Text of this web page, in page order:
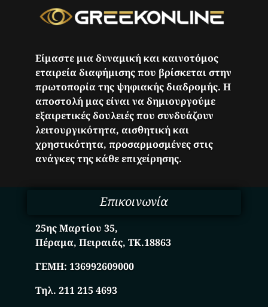
Είμαστε μια δυναμική και καινοτόμος
εταιρεία διαφήμισης που βρίσκεται στην
πρωτοπορία της ψηφιακής διαδρομής. Η
αποστολή μας είναι να δημιουργούμε
εξαιρετικές δουλειές που συνδυάζουν
λειτουργικότητα, αισθητική και
χρηστικότητα, προσαρμοσμένες στις
ανάγκες της κάθε επιχείρησης.
Επικοινωνία
25ης Μαρτίου 35,
Πέραμα, Πειραιάς, ΤΚ.18863
ΓΕΜΗ:136992609000
Τηλ. 211 215 4693